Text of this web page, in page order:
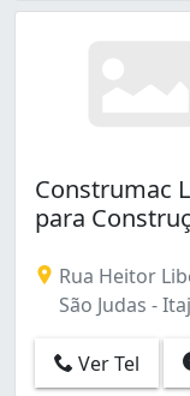
Construmac
para
Rua Heitor
São Judas -
Ver Tel